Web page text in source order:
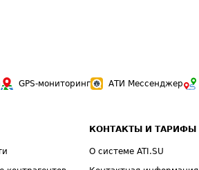
GPS-мониторинг АТИ Мессенджер
КОНТАКТЫ И ТАРИФЫ
О системе ATI.SU